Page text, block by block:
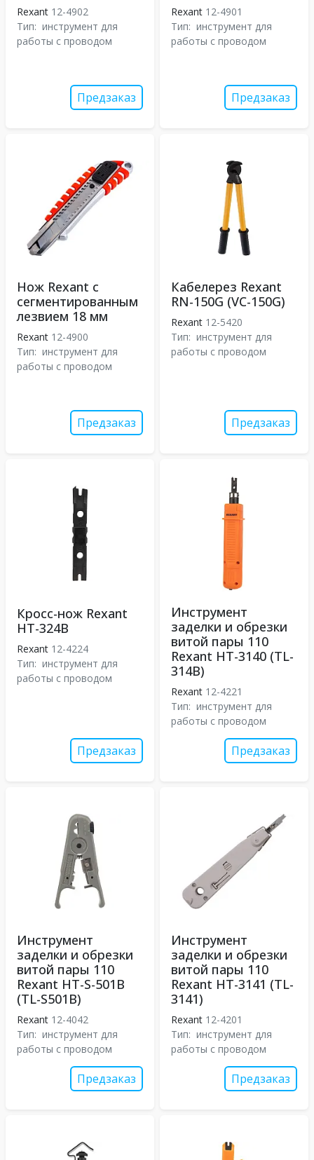
Rexant 12-4902
Тип: инструмент для
работы с проводом
Предзаказ
Rexant 12-4901
Тип: инструмент для
работы с проводом
Предзаказ
Нож Rexant с
сегментированным
лезвием 18 мм
Rexant 12-4900
Тип: инструмент для
работы с проводом
Предзаказ
Кабелерез Rexant
RN-150G (VC-150G)
Rexant 12-5420
Тип: инструмент для
работы с проводом
Предзаказ
Кросс-нож Rexant
HT-324B
Rexant 12-4224
Тип: инструмент для
работы с проводом
Предзаказ
Инструмент
заделки и обрезки
витой пары 110
Rexant HT-3140 (TL-
314B)
Rexant 12-4221
Тип: инструмент для
работы с проводом
Предзаказ
Инструмент
заделки и обрезки
витой пары 110
Rexant HT-S-501B
(TL-S501B)
Rexant 12-4042
Тип: инструмент для
работы с проводом
Предзаказ
Инструмент
заделки и обрезки
витой пары 110
Rexant HT-3141 (TL-
3141)
Rexant 12-4201
Тип: инструмент для
работы с проводом
Предзаказ